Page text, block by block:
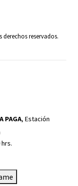
reservados.
PAGA, Estación